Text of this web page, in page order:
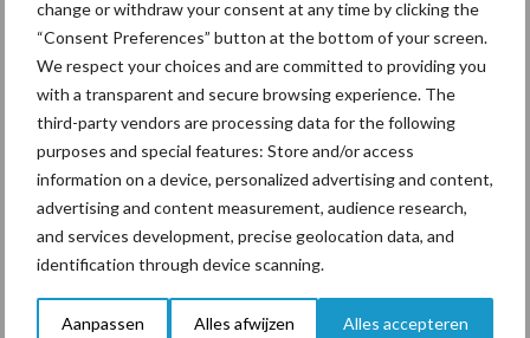
change or withdraw your consent at any time by clicking the
“Consent Preferences” button at the bottom of your screen.
We respect your choices and are committed to providing you
with a transparent and secure browsing experience. The
third-party vendors are processing data for the following
purposes and special features: Store and/or access
information on a device, personalized advertising and content,
advertising and content measurement, audience research,
and services development, precise geolocation data, and
identification through device scanning.
Aanpassen Alles afwijzen Alles accepteren
Diergezondheid Bemesting Fokkerij
Belgisch witblauw Droogstand
Toon meer